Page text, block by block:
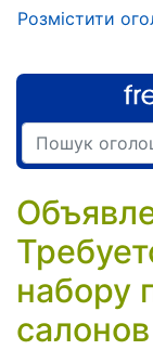
Розмістити
набору